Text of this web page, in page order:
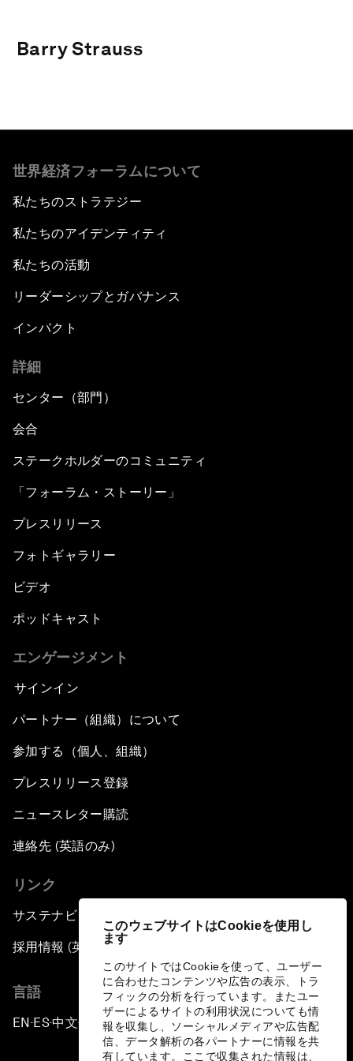
このウェブサイトはCookieを使用し
ます
このサイトではCookieを使って、ユーザー
に合わせたコンテンツや広告の表示、トラ
フィックの分析を行っています。またユー
ザーによるサイトの利用状況についても情
報を収集し、ソーシャルメディアや広告配
信、データ解析の各パートナーに情報を共
有しています。ここで収集された情報は、
Barry Strauss
世界経済フォーラムについて
私たちのストラテジー
私たちのアイデンティティ
私たちの活動
リーダーシップとガバナンス
インパクト
詳細
センター（部門）
会合
ステークホルダーのコミュニティ
「フォーラム・ストーリー」
プレスリリース
フォトギャラリー
ビデオ
ポッドキャスト
エンゲージメント
サインイン
パートナー（組織）について
参加する（個人、組織）
プレスリリース登録
ニュースレター購読
連絡先 (英語のみ)
リンク
サステナビリティへの取り組み
採用情報 (英語のみ)
言語
EN ▪ES▪中文▪ 日本語